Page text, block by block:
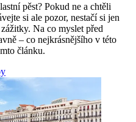
pěst? Pokud ne a chtěli
si ale pozor, nestačí si jen
Na co myslet před
– co nejkrásnějšího v této
článku.